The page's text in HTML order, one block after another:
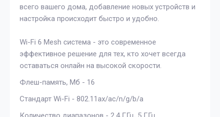
всего вашего дома, добавление новых устройств и
настройка происходит быстро и удобно.
Wi-Fi 6 Mesh система - это современное
эффективное решение для тех, кто хочет всегда
оставаться онлайн на высокой скорости.
Флеш-память, Мб - 16
Стандарт Wi-Fi - 802.11ax/ac/n/g/b/a